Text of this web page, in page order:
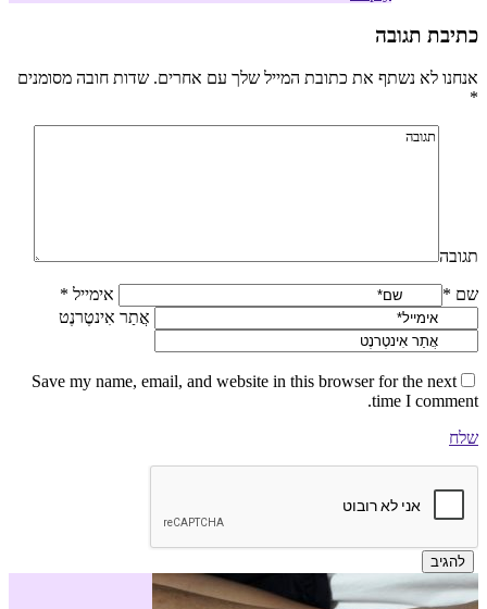
כתיבת תגובה
אנחנו לא נשתף את כתובת המייל שלך עם אחרים. שדות חובה מסומנים
*
תגובה
שם *
אימייל *
אֲתַר אִינטֶרנֶט
Save my name, email, and website in this browser for the next
time I comment.
שלח